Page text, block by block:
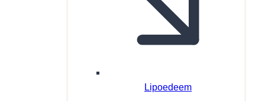
Lipoedeem